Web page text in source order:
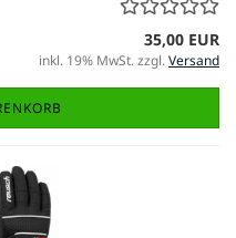
35,00 EUR
inkl. 19% MwSt. zzgl.Versand